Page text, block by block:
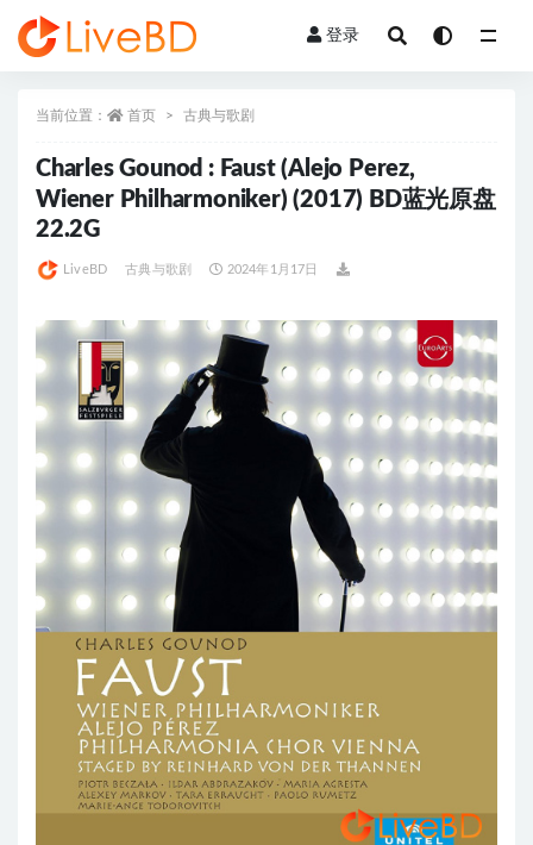
登录
当前位置： 首页 古典与歌剧
Charles Gounod : Faust (Alejo Perez,
Wiener Philharmoniker) (2017) BD蓝光原盘
22.2G
LiveBD 古典与歌剧 2024年1月17日